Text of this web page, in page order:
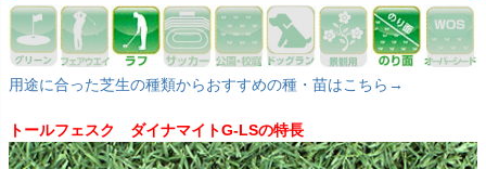
用途に合った芝生の種類からおすすめの種・苗はこちら→
トールフェスク ダイナマイトG-LSの特長